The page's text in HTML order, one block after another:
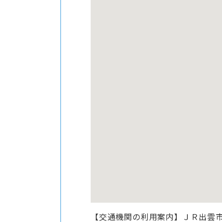
【交通機関の利用案内】ＪＲ出雲